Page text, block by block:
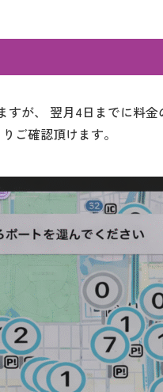
すが、 翌月4日までに料
ご確認頂けます。